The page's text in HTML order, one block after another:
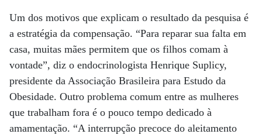
Um dos motivos que explicam o resultado da pesquisa é
a estratégia da compensação. “Para reparar sua falta em
casa, muitas mães permitem que os filhos comam à
vontade”, diz o endocrinologista Henrique Suplicy,
presidente da Associação Brasileira para Estudo da
Obesidade. Outro problema comum entre as mulheres
que trabalham fora é o pouco tempo dedicado à
amamentação. “A interrupção precoce do aleitamento